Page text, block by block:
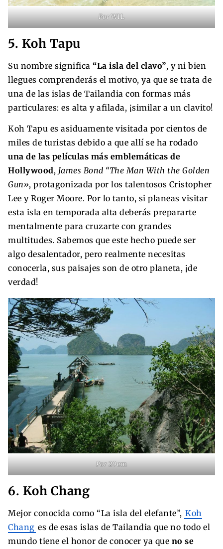
PorWIL
5. Koh Tapu
Su nombre significa “La isla del clavo”, y ni bien
llegues comprenderás el motivo, ya que se trata de
una de las islas de Tailandia con formas más
particulares: es alta y afilada, ¡similar a un clavito!
Koh Tapu es asiduamente visitada por cientos de
miles de turistas debido a que allí se ha rodado
una de las películas más emblemáticas de
Hollywood, James Bond “The Man With the Golden
Gun», protagonizada por los talentosos Cristopher
Lee y Roger Moore. Por lo tanto, si planeas visitar
esta isla en temporada alta deberás prepararte
mentalmente para cruzarte con grandes
multitudes. Sabemos que este hecho puede ser
algo desalentador, pero realmente necesitas
conocerla, sus paisajes son de otro planeta, ¡de
verdad!
Por29cm
6. Koh Chang
Mejor conocida como “La isla del elefante”, Koh
Chang es de esas islas de Tailandia que no todo el
mundo tiene el honor de conocer ya que no se